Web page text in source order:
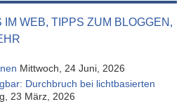
WEB, TIPPS ZUM BLOGGEN,
Mittwoch, 24 Juni, 2026
Durchbruch bei lichtbasierten
23 März, 2026